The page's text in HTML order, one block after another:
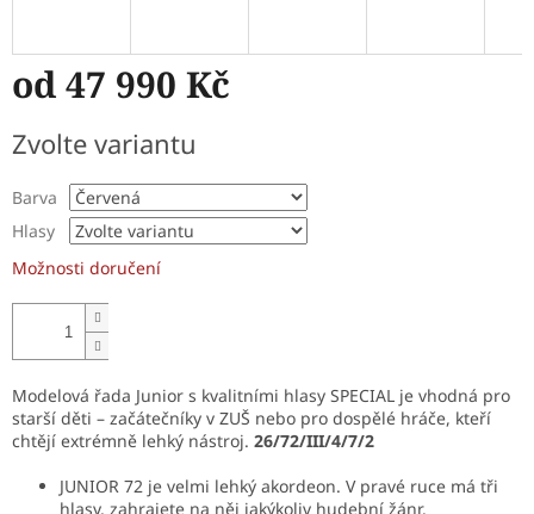
od47 990 Kč
cena:
Zvolte variantu
Barva
Hlasy
Možnosti doručení
Modelová řada Junior s kvalitními hlasy SPECIAL je vhodná pro
starší děti – začátečníky v ZUŠ nebo pro dospělé hráče, kteří
chtějí extrémně lehký nástroj. 26/72/III/4/7/2
JUNIOR 72 je velmi lehký akordeon. V pravé ruce má tři
hlasy, zahrajete na něj jakýkoliv hudební žánr.